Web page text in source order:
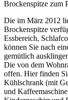
Brockenspitze zum
Die im März 2012
Brockenspitze
Essbereich,
können Sie nach
gemütlich
Die von dem
offen. Hier finden
Kühlschrank (mit
und